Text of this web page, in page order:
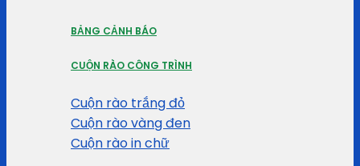
BẢNG CẢNH BÁO
CUỘN RÀO CÔNG TRÌNH
Cuộn rào trắng đỏ
Cuộn rào vàng đen
Cuộn rào in chữ